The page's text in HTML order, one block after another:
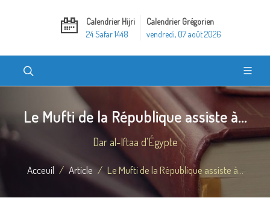
Calendrier Hijri
24 Safar 1448
Calendrier Grégorien
vendredi, 07 août 2026
Le Mufti de la République assiste à...
Dar al-Iftaa d'Égypte
Acceuil Article Le Mufti de la République assiste à...